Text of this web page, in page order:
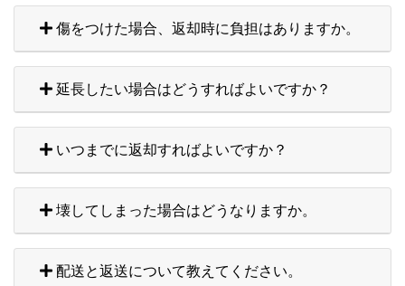
傷をつけた場合、返却時に負担はありますか。
延長したい場合はどうすればよいですか？
いつまでに返却すればよいですか？
壊してしまった場合はどうなりますか。
配送と返送について教えてください。